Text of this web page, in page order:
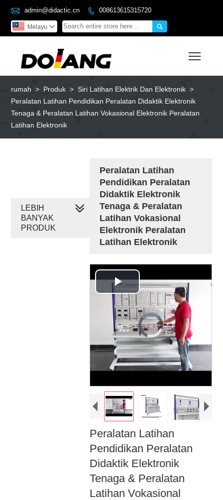
 admin@didactic.cn  008613615315720

Melayu 
rumah > Produk > Siri Latihan Elektrik Dan Elektronik >
Peralatan Latihan Pendidikan Peralatan Didaktik Elektronik
Tenaga & Peralatan Latihan Vokasional Elektronik Peralatan
Latihan Elektronik
Peralatan Latihan
Pendidikan Peralatan
Didaktik Elektronik
Tenaga & Peralatan
Latihan Vokasional
Elektronik Peralatan
Latihan Elektronik
Video
Player
is
loading.
Play
Video
Peralatan Latihan
Pendidikan Peralatan
Didaktik Elektronik
Tenaga & Peralatan
Latihan Vokasional
LEBIH
BANYAK
PRODUK